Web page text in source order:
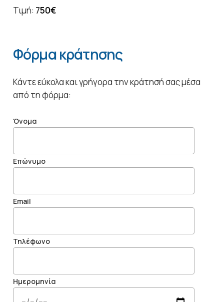
Τιμή: 750€
Φόρμα κράτησης
Κάντε εύκολα και γρήγορα την κράτησή σας μέσα
από τη φόρμα:
Όνομα
Επώνυμο
Email
Τηλέφωνο
Ημερομηνία